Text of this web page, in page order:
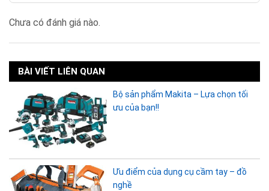
Chưa có đánh giá nào.
BÀI VIẾT LIÊN QUAN
Bộ sản phẩm Makita – Lựa chọn tối
ưu của bạn!!
Ưu điểm của dụng cụ cầm tay – đồ
nghề